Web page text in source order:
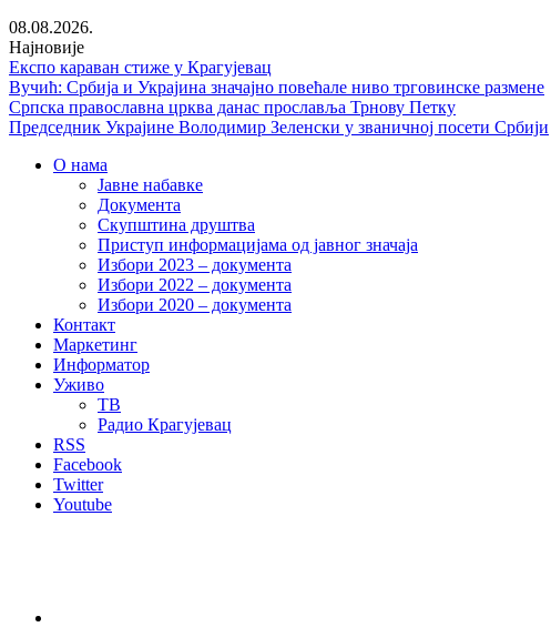
08.08.2026.
Најновије
Експо караван стиже у Крагујевац
Вучић: Србија и Украјина значајно повећале ниво трговинске размене
Српска православна црква данас прославља Трнову Петку
Председник Украјине Володимир Зеленски у званичној посети Србији
О нама
Јавне набавке
Документа
Скупштина друштва
Приступ информацијама од јавног значаја
Избори 2023 – документа
Избори 2022 – документа
Избори 2020 – документа
Контакт
Маркетинг
Информатор
Уживо
ТВ
Радио Крагујевац
RSS
Facebook
Twitter
Youtube